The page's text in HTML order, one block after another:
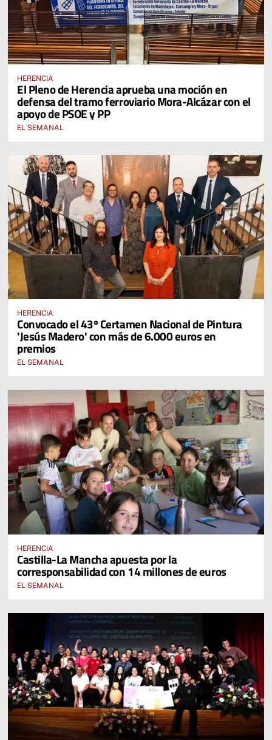
HERENCIA
El Pleno de Herencia aprueba una moción en
defensa del tramo ferroviario Mora-Alcázar con el
apoyo de PSOE y PP
EL SEMANAL
HERENCIA
Convocado el 43º Certamen Nacional de Pintura
'Jesús Madero' con más de 6.000 euros en
premios
EL SEMANAL
HERENCIA
Castilla-La Mancha apuesta por la
corresponsabilidad con 14 millones de euros
EL SEMANAL